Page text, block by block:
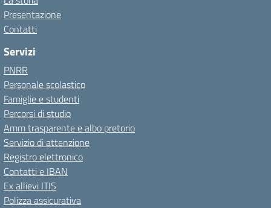
Presentazione
Contatti
Servizi
PNRR
Personale scolastico
Famiglie e studenti
Percorsi di studio
Amm trasparente e albo pretorio
Servizio di attenzione
Registro elettronico
Contatti e IBAN
Ex allievi ITIS
Polizza assicurativa